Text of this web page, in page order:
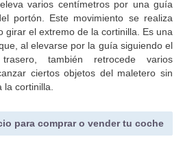
varios centímetros por una guía
portón. Este movimiento se realiza
girar el extremo de la cortinilla. Es una
al elevarse por la guía siguiendo el
también retrocede varios
ciertos objetos del maletero sin
cortinilla.
para comprar o vender tu coche